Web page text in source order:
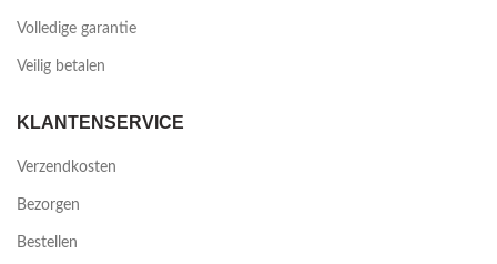
Volledige garantie
Veilig betalen
KLANTENSERVICE
Verzendkosten
Bezorgen
Bestellen